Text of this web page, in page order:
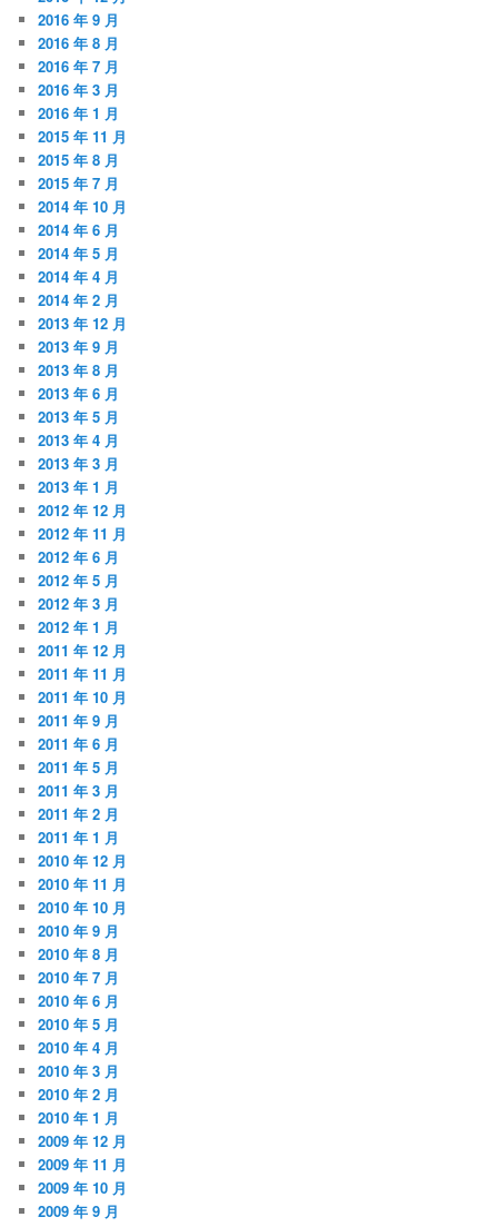
2016 年 9 月
2016 年 8 月
2016 年 7 月
2016 年 3 月
2016 年 1 月
2015 年 11 月
2015 年 8 月
2015 年 7 月
2014 年 10 月
2014 年 6 月
2014 年 5 月
2014 年 4 月
2014 年 2 月
2013 年 12 月
2013 年 9 月
2013 年 8 月
2013 年 6 月
2013 年 5 月
2013 年 4 月
2013 年 3 月
2013 年 1 月
2012 年 12 月
2012 年 11 月
2012 年 6 月
2012 年 5 月
2012 年 3 月
2012 年 1 月
2011 年 12 月
2011 年 11 月
2011 年 10 月
2011 年 9 月
2011 年 6 月
2011 年 5 月
2011 年 3 月
2011 年 2 月
2011 年 1 月
2010 年 12 月
2010 年 11 月
2010 年 10 月
2010 年 9 月
2010 年 8 月
2010 年 7 月
2010 年 6 月
2010 年 5 月
2010 年 4 月
2010 年 3 月
2010 年 2 月
2010 年 1 月
2009 年 12 月
2009 年 11 月
2009 年 10 月
2009 年 9 月